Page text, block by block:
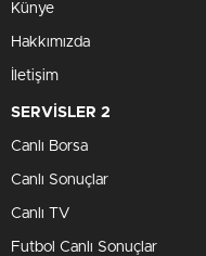
Künye
Hakkımızda
İletişim
SERVİSLER 2
Canlı Borsa
Canlı Sonuçlar
Canlı TV
Futbol Canlı Sonuçlar